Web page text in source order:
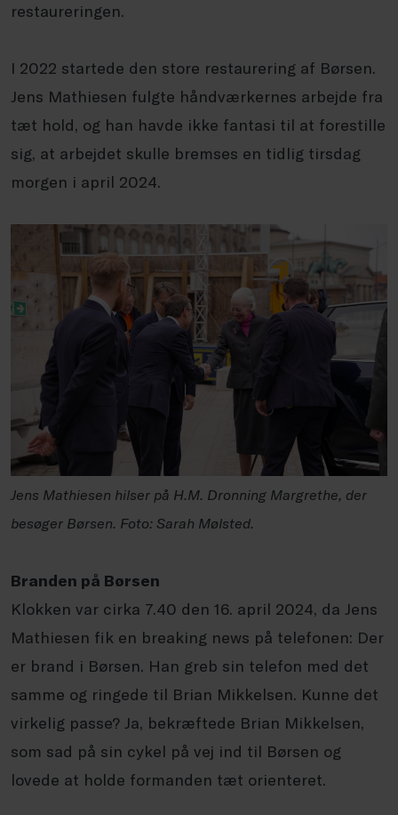
restaureringen.
I 2022 startede den store restaurering af Børsen.
Jens Mathiesen fulgte håndværkernes arbejde fra
tæt hold, og han havde ikke fantasi til at forestille
sig, at arbejdet skulle bremses en tidlig tirsdag
morgen i april 2024.
Jens Mathiesen hilser på H.M. Dronning Margrethe, der
besøger Børsen. Foto: Sarah Mølsted.
Branden på Børsen
Klokken var cirka 7.40 den 16. april 2024, da Jens
Mathiesen fik en breaking news på telefonen: Der
er brand i Børsen. Han greb sin telefon med det
samme og ringede til Brian Mikkelsen. Kunne det
virkelig passe? Ja, bekræftede Brian Mikkelsen,
som sad på sin cykel på vej ind til Børsen og
lovede at holde formanden tæt orienteret.